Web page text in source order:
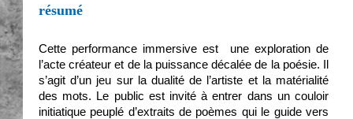
résumé
Cette performance immersive est  une exploration de
l’acte créateur et de la puissance décalée de la poésie. Il
s’agit d’un jeu sur la dualité de l’artiste et la matérialité
des mots. Le public est invité à entrer dans un couloir
initiatique peuplé d’extraits de poèmes qui le guide vers